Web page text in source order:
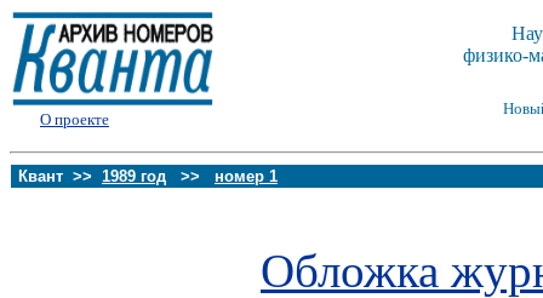
О проекте
физико-
Квант >> 1989 год >> номер 1
Обложка